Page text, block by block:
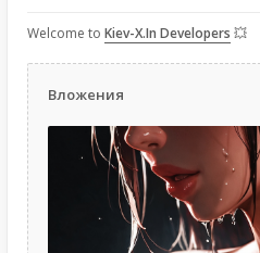
Welcome to Kiev-X.In Developers 💥
Вложения